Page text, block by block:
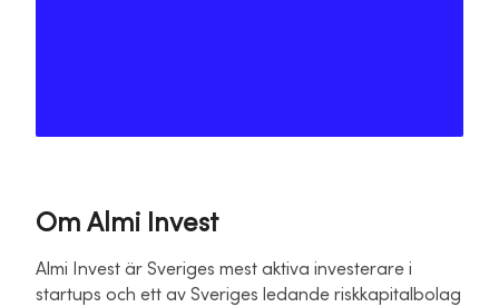
Om Almi Invest
Almi Invest är Sveriges mest aktiva investerare i
startups och ett av Sveriges ledande riskkapitalbolag